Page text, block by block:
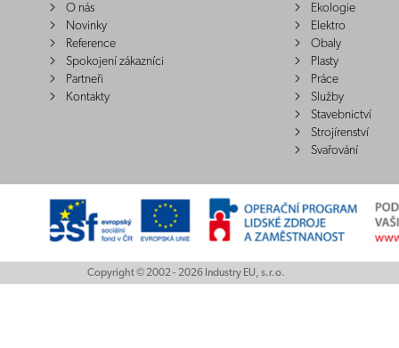
O nás
Novinky
Reference
Spokojení zákazníci
Partneři
Kontakty
Ekologie
Elektro
Obaly
Plasty
Práce
Služby
Stavebnictví
Strojírenství
Svařování
Copyright © 2002 - 2026 Industry EU, s.r.o.